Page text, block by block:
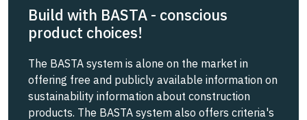
Build with BASTA - conscious
product choices!
The BASTA system is alone on the market in
offering free and publicly available information on
sustainability information about construction
products. The BASTA system also offers criteria's